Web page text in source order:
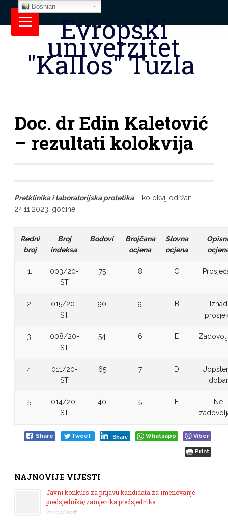
Evropski
univerzitet
"Kallos" Tuzla
Doc. dr Edin Kaletović
– rezultati kolokvija
Pretklinika i laboratorijska protetika– kolokvij održan
24.11.2023. godine.
Redni
broj
Broj
indeksa
Bodovi
Brojčana
ocjena
Slovna
ocjena
1.
003/20-
ST
75 8 C
2.
015/20-
ST
90 9 B
Iznad
3.
008/20-
ST
54 6 E
4.
011/20-
ST
65 7 D
dobar
5.
014/20-
ST
40 5 F
Ne
Share Tweet Share Whatsapp Viber
Print
NAJNOVIJE VIJESTI
Javni konkurs za prijavu kandidata za imenovanje
predsjednika/zamjenika predsjednika
22/07/2026
Bosnian